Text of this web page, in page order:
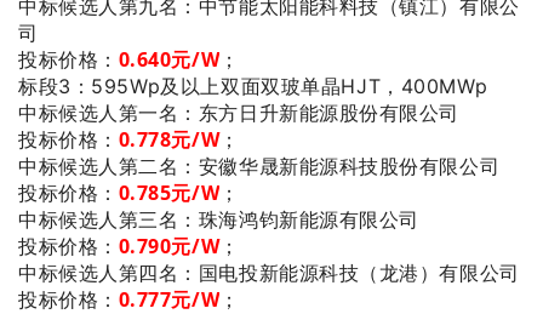
中标候选人第九名 ：中节能太阳能科料技（镇江）有限公
司
投标价格： 0.640元/W ；
标段3：595Wp及以上双面双玻单晶HJT，400MWp
中标候选人第一名 ：东方日升新能源股份有限公司
投标价格： 0.778元/W；
中标候选人第二名 ：安徽华晟新能源科技股份有限公司
投标价格： 0.785元/W ；
中标候选人第三名 ：珠海鸿钧新能源有限公司
投标价格： 0.790元/W；
中标候选人第四名 ：国电投新能源科技（龙港）有限公司
投标价格： 0.777元/W ；